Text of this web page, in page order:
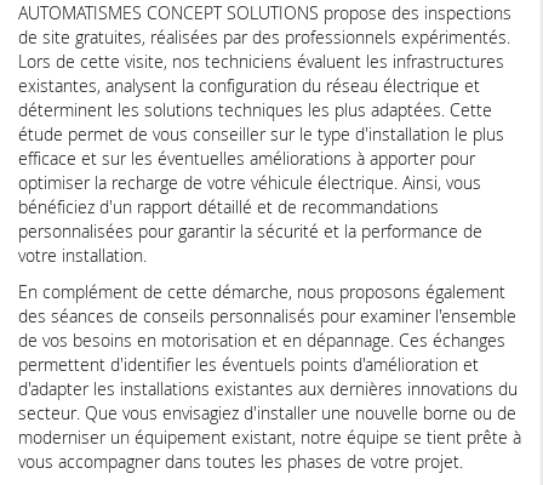
AUTOMATISMES CONCEPT SOLUTIONS propose des inspections
de site gratuites, réalisées par des professionnels expérimentés.
Lors de cette visite, nos techniciens évaluent les infrastructures
existantes, analysent la configuration du réseau électrique et
déterminent les solutions techniques les plus adaptées. Cette
étude permet de vous conseiller sur le type d'installation le plus
efficace et sur les éventuelles améliorations à apporter pour
optimiser la recharge de votre véhicule électrique. Ainsi, vous
bénéficiez d'un rapport détaillé et de recommandations
personnalisées pour garantir la sécurité et la performance de
votre installation.
En complément de cette démarche, nous proposons également
des séances de conseils personnalisés pour examiner l'ensemble
de vos besoins en motorisation et en dépannage. Ces échanges
permettent d'identifier les éventuels points d'amélioration et
d'adapter les installations existantes aux dernières innovations du
secteur. Que vous envisagiez d'installer une nouvelle borne ou de
moderniser un équipement existant, notre équipe se tient prête à
vous accompagner dans toutes les phases de votre projet.